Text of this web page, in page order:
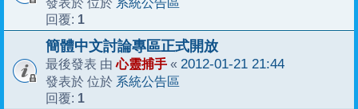
發表於 位於
回覆: 1
簡體中文討論專區正式開放
最後發表 由心靈捕手 « 2012-01-21 21:44
發表於 位於 系統公告區
回覆: 1